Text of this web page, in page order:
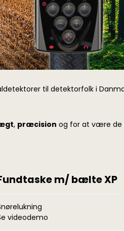
til detektorfolk i
, præcision og for at være de
m/ bælte XP
videodemo